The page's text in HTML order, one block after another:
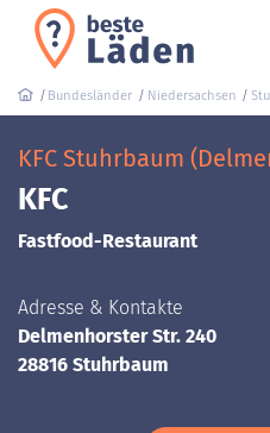
Bundesländer Niedersachsen
KFC Stuhrbaum
KFC
Fastfood-Restaurant
Adresse & Kontakte
Delmenhorster Str. 240
28816 Stuhrbaum